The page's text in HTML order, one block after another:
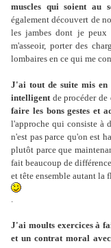
muscles qui soient au
également découvert de
les jambes dont je peux
m'asseoir, porter des
lombaires en ce qui me
J'ai tout de suite mis en
intelligentde procéder de
faire les bons gestes et
l'approche qui consiste à
n'est pas parce qu'on est
plutôt parce que
fait beaucoup de
et tête ensemble autant la
.
J'ai moults exercices à
et un contrat moral